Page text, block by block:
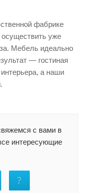
фабрике
осуществить уже
Мебель идеально
— гостиная
а наши
с вами в
интересующие